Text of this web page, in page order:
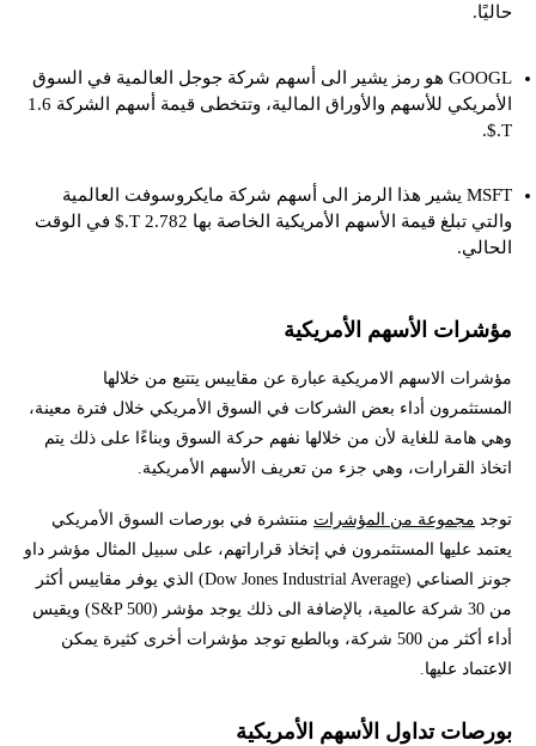
حاليًا.
GOOGL هو رمز يشير الى أسهم شركة جوجل العالمية في السوق
الأمريكي للأسهم والأوراق المالية، وتتخطى قيمة أسهم الشركة 1.6
T.$.
MSFT يشير هذا الرمز الى أسهم شركة مايكروسوفت العالمية
والتي تبلغ قيمة الأسهم الأمريكية الخاصة بها 2.782 T.$ في الوقت
الحالي.
مؤشرات الأسهم الأمريكية
مؤشرات الاسهم الامريكية عبارة عن مقاييس يتتبع من خلالها
المستثمرون أداء بعض الشركات في السوق الأمريكي خلال فترة معينة،
وهي هامة للغاية لأن من خلالها نفهم حركة السوق وبناءًا على ذلك يتم
اتخاذ القرارات، وهي جزء من تعريف الأسهم الأمريكية.
توجد مجموعة من المؤشرات منتشرة في بورصات السوق الأمريكي
يعتمد عليها المستثمرون في إتخاذ قراراتهم، على سبيل المثال مؤشر داو
جونز الصناعي (Dow Jones Industrial Average) الذي يوفر مقاييس أكثر
من 30 شركة عالمية، بالإضافة الى ذلك يوجد مؤشر (S&P 500) ويقيس
أداء أكثر من 500 شركة، وبالطبع توجد مؤشرات أخرى كثيرة يمكن
الاعتماد عليها.
بورصات تداول الأسهم الأمريكية